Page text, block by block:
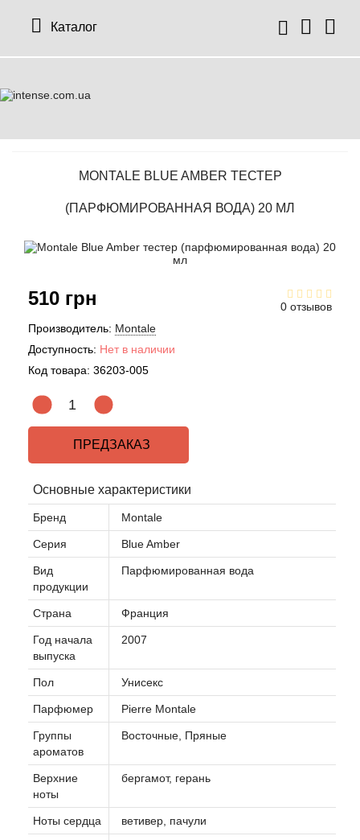
Каталог
MONTALE BLUE AMBER ТЕСТЕР
(ПАРФЮМИРОВАННАЯ ВОДА) 20 МЛ
0 отзывов
510 грн
Производитель: Montale
Доступность: Нет в наличии
Код товара: 36203-005
ПРЕДЗАКАЗ
Основные характеристики
Бренд Montale
Серия Blue Amber
Вид
продукции
Парфюмированная вода
Страна Франция
Год начала
выпуска
2007
Пол Унисекс
Парфюмер Pierre Montale
Группы
ароматов
Восточные, Пряные
Верхние
ноты
бергамот, герань
Ноты сердца ветивер, пачули